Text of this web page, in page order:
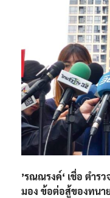
’รณณรงค์‘ เชื่อ ตำร
มอง ข้อต่อสู้ของทนา